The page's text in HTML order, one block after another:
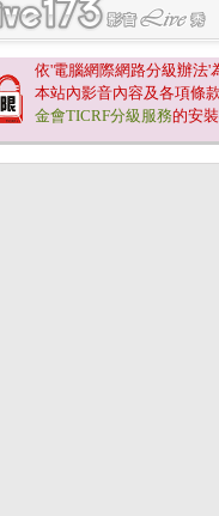
依'電腦網際網路分級辦法'
本站內影音內容及各項條
金會TICRF分級服務的安